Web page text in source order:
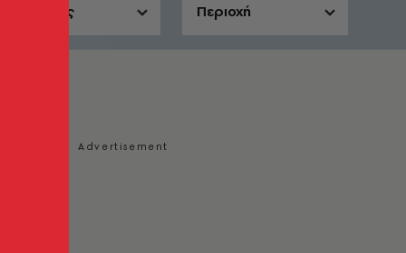
Αίθουσες Περιοχή